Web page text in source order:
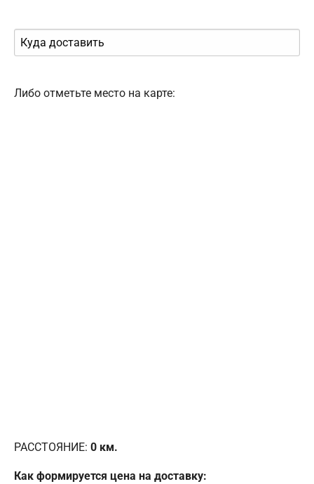
Либо отметьте место на карте:
РАССТОЯНИЕ: 0 км.
Как формируется цена на доставку: